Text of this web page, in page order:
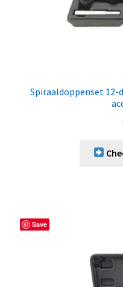
Spiraaldoppenset 12-
Save